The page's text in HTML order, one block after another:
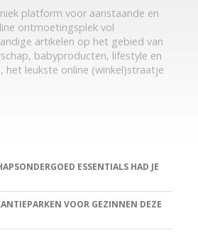
platform voor aanstaande en
ontmoetingsplek vol
artikelen op het gebied van
babyproducten, lifestyle en
het leukste online (winkel)straatje
ESSENTIALS HAD JE
VOOR GEZINNEN DEZE